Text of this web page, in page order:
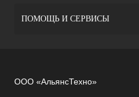
ПОМОЩЬ И СЕРВИСЫ
ООО «АльянсТехно»